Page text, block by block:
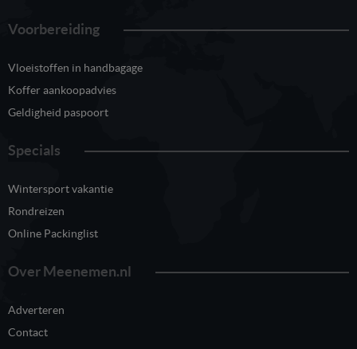
Voorbereiding
Vloeistoffen in handbagage
Koffer aankoopadvies
Geldigheid paspoort
Specials
Wintersport vakantie
Rondreizen
Online Packinglist
Over Meenemen.nl
Adverteren
Contact